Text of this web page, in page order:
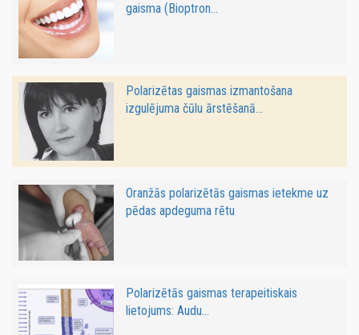
gaisma (Bioptron...
Polarizētas gaismas izmantošana
izgulējuma čūlu ārstēšanā...
Oranžās polarizētās gaismas ietekme uz
pēdas apdeguma rētu
Polarizētās gaismas terapeitiskais
lietojums: Audu...